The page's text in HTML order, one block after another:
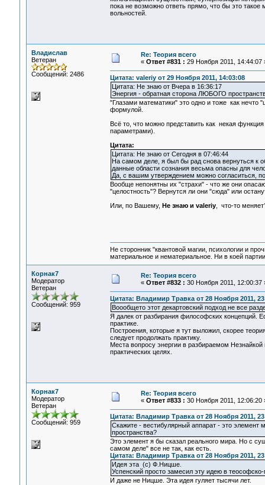
пока не возможно ответь прямо, что бы это
вольностей.
Владислав
Ветеран
Сообщений: 2486
Re: Теория всего
« Ответ #831 : 29 Ноября 2011, 14:44:07
Цитата: valeriy от 29 Ноября 2011, 14:03:08
Цитата: Не знаю от Вчера в 16:36:17
Энергия - обратная сторона ЛЮБОГО
"Глазами математики" это одно и тоже как нечто
формулой.
Всё то, что можно представить как некая
параметрами).
Цитата:
Цитата: Не знаю от Сегодня в 07:46:44
На самом деле, я был бы рад снова вернуться к
данные области сознания весьма опасны для
Да, с вашим утверждением можно согласиться,
Вообще непонятны их "страхи" - что же они
"целостность"? Вернутся ли они "сюда" или
Или, по Вашему, Не знаю и valeriy, что-то
Не сторонник "квантовой магии, психологии и
материальное и нематериальное. Ни в коей
Корнак7
Модератор
Ветеран
Сообщений: 959
Re: Теория всего
« Ответ #832 : 30 Ноября 2011, 12:00:37
Цитата: Владимир Травка от 28 Ноября 2011,
Воообщето этот декартовский подход не все
Я далек от разбирания философских концепций.
практике.
Построения, которые я тут выложил, скорее
следует продолжать практику.
Места вопросу энергии в разбираемом
практических целях.
Корнак7
Модератор
Ветеран
Сообщений: 959
Re: Теория всего
« Ответ #833 : 30 Ноября 2011, 12:06:20
Цитата: Владимир Травка от 28 Ноября 2011,
Скажите - вестибулярный аппарат - это элемент
пространства?
Это элемент я бы сказал реального мира. Но с
самом деле" все не так, как есть.
Цитата: Владимир Травка от 28 Ноября 2011,
Идея эта (с) Ф.Ницше.
Успенский просто замесил эту идею в теософско-
И даже не Ницше. Эта идея гуляет тысячи лет.